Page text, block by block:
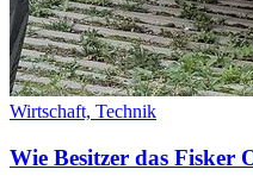
Wirtschaft, Technik
Wie Besitzer das Fisker